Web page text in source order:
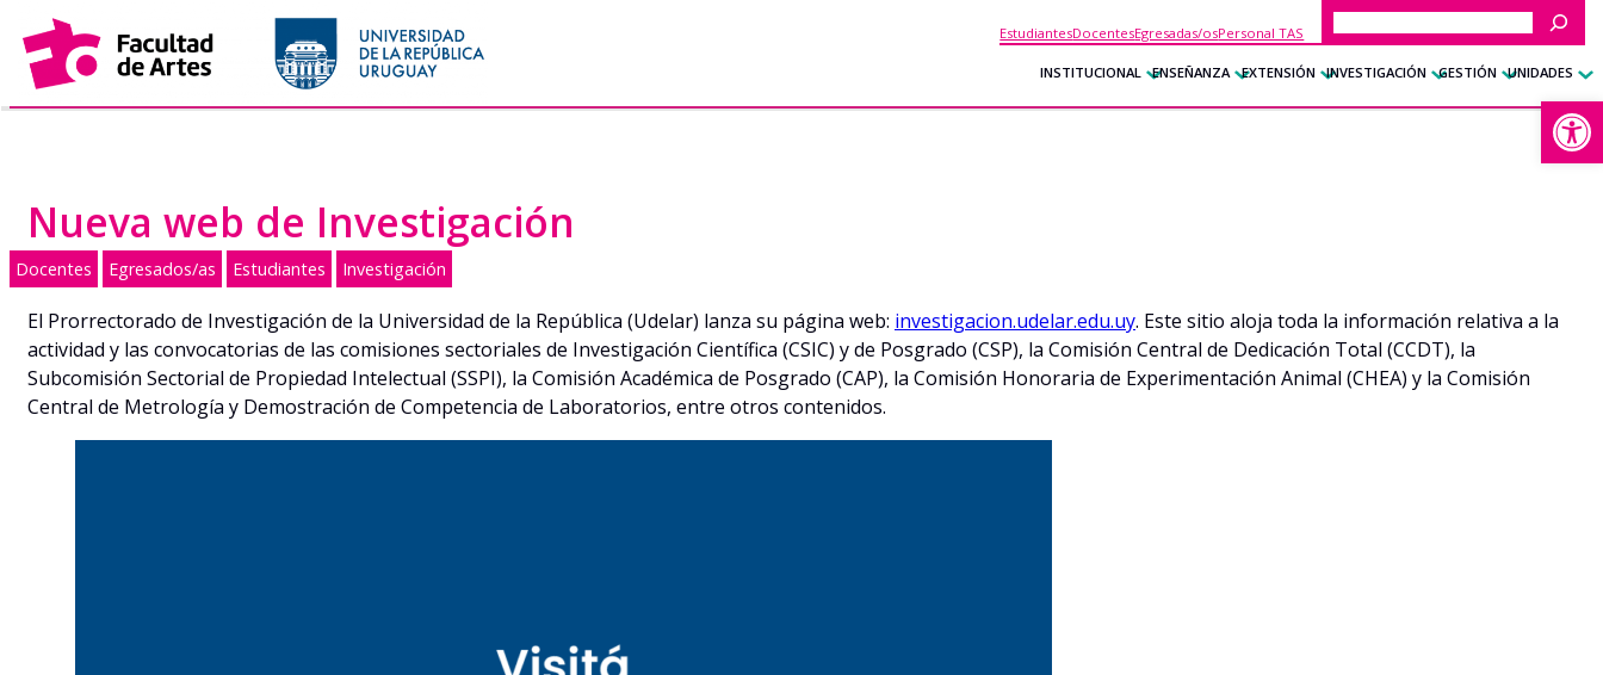
Saltar
al
contenido
EstudiantesDocentesEgresadas/osPersonal TAS
Buscar
INSTITUCIONAL ENSEÑANZA EXTENSIÓN INVESTIGACIÓN GESTIÓN UNIDADES
Nueva web de Investigación
Docentes Egresados/as Estudiantes Investigación
El Prorrectorado de Investigación de la Universidad de la República (Udelar) lanza su página web: investigacion.udelar.edu.uy. Este sitio aloja toda la información relativa a la
actividad y las convocatorias de las comisiones sectoriales de Investigación Científica (CSIC) y de Posgrado (CSP), la Comisión Central de Dedicación Total (CCDT), la
Subcomisión Sectorial de Propiedad Intelectual (SSPI), la Comisión Académica de Posgrado (CAP), la Comisión Honoraria de Experimentación Animal (CHEA) y la Comisión
Central de Metrología y Demostración de Competencia de Laboratorios, entre otros contenidos.